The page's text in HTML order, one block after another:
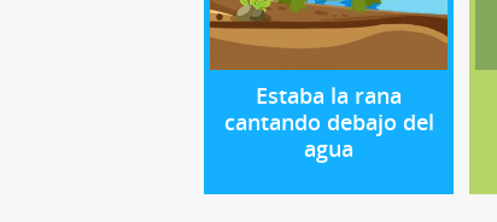
Estaba la rana
cantando debajo del
agua